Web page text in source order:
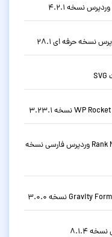
دانلود افزونه سئو حرفه ای رنک مث Rank Math Pro وردپرس فارسی نسخه